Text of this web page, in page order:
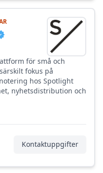
för små och
fokus på
hos Spotlight
nyhetsdistribution och
Kontaktuppgifter